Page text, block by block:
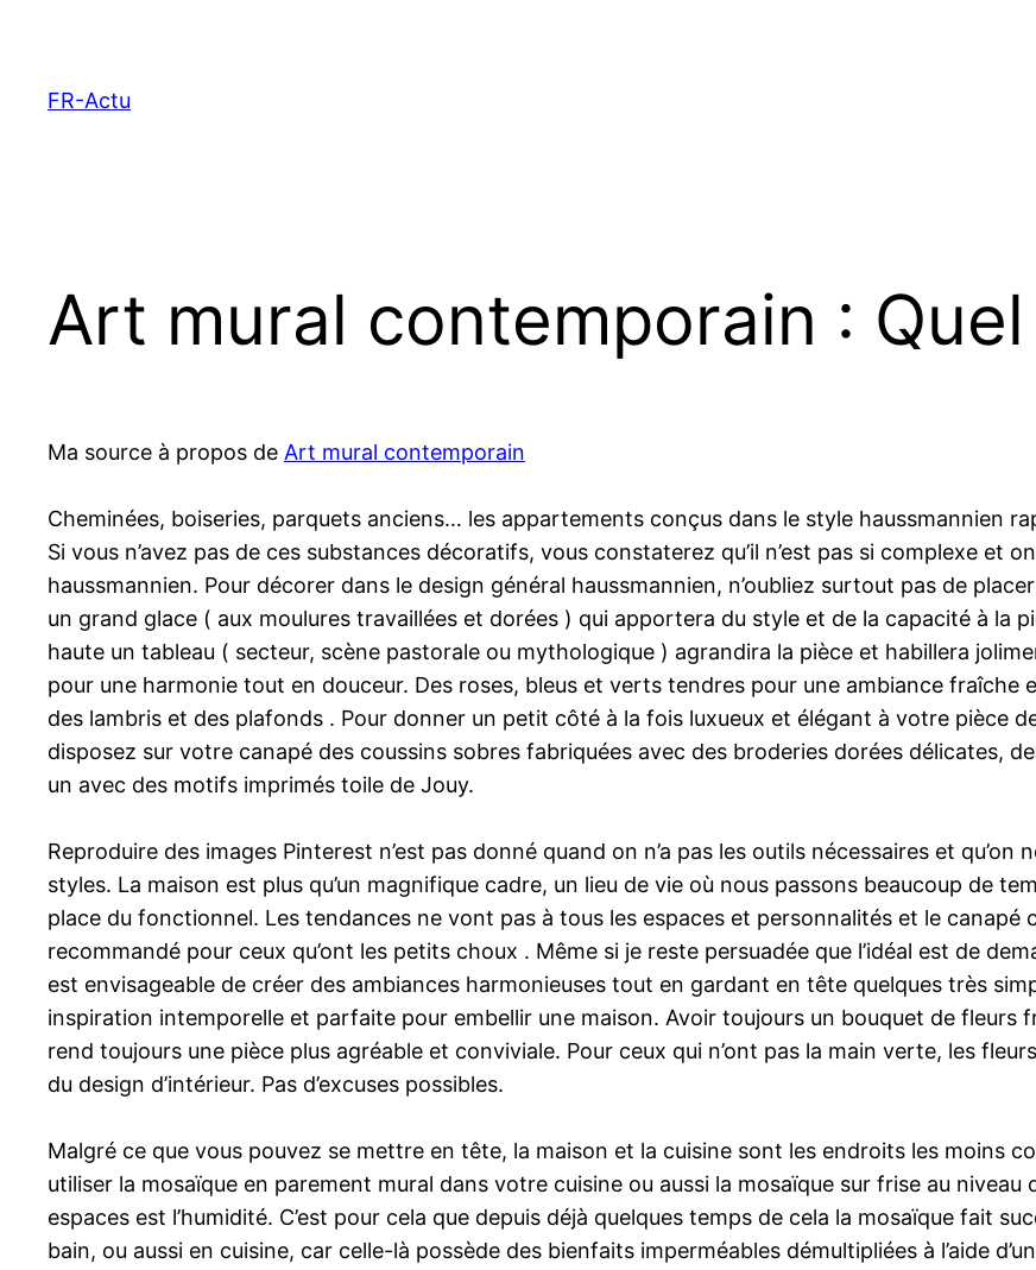
contenu
FR-Actu
Art mural contemporain :
Ma source à propos de Art mural contemporain
Cheminées, boiseries, parquets anciens… les appartements conçus dans le style haussmannien
Si vous n’avez pas de ces substances décoratifs, vous constaterez qu’il n’est pas si complexe et
haussmannien. Pour décorer dans le design général haussmannien, n’oubliez surtout pas de
un grand glace ( aux moulures travaillées et dorées ) qui apportera du style et de la capacité à la
haute un tableau ( secteur, scène pastorale ou mythologique ) agrandira la pièce et habillera
pour une harmonie tout en douceur. Des roses, bleus et verts tendres pour une ambiance fraîche
des lambris et des plafonds . Pour donner un petit côté à la fois luxueux et élégant à votre pièce
disposez sur votre canapé des coussins sobres fabriquées avec des broderies dorées délicates,
un avec des motifs imprimés toile de Jouy.
Reproduire des images Pinterest n’est pas donné quand on n’a pas les outils nécessaires et
styles. La maison est plus qu’un magnifique cadre, un lieu de vie où nous passons beaucoup de
place du fonctionnel. Les tendances ne vont pas à tous les espaces et personnalités et le canapé
recommandé pour ceux qu’ont les petits choux . Même si je reste persuadée que l’idéal est de
est envisageable de créer des ambiances harmonieuses tout en gardant en tête quelques très
inspiration intemporelle et parfaite pour embellir une maison. Avoir toujours un bouquet de fleurs
rend toujours une pièce plus agréable et conviviale. Pour ceux qui n’ont pas la main verte, les
du design d’intérieur. Pas d’excuses possibles.
Malgré ce que vous pouvez se mettre en tête, la maison et la cuisine sont les endroits les moins
utiliser la mosaïque en parement mural dans votre cuisine ou aussi la mosaïque sur frise au
espaces est l’humidité. C’est pour cela que depuis déjà quelques temps de cela la mosaïque fait
bain, ou aussi en cuisine, car celle-là possède des bienfaits imperméables démultipliées à l’aide